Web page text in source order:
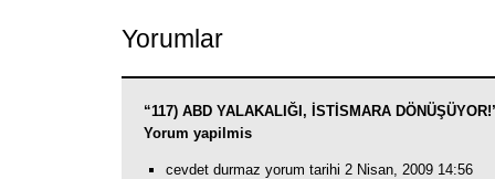
Yorumlar
“117) ABD YALAKALIĞI, İSTİSMARA
Yorum yapilmis
cevdet durmaz yorum tarihi 2 Nisan, 2009 14:56